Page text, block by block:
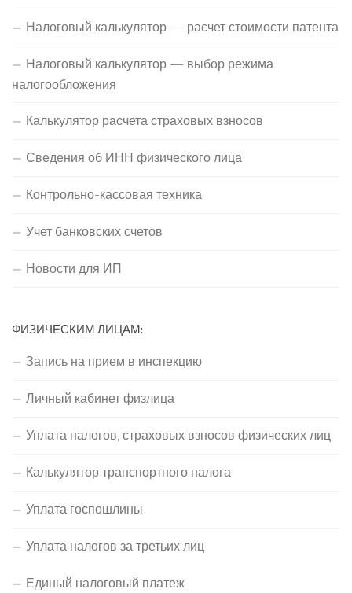
Налоговый калькулятор — расчет стоимости патента
Налоговый калькулятор — выбор режима
налогообложения
Калькулятор расчета страховых взносов
Сведения об ИНН физического лица
Контрольно-кассовая техника
Учет банковских счетов
Новости для ИП
ФИЗИЧЕСКИМ ЛИЦАМ:
Запись на прием в инспекцию
Личный кабинет физлица
Уплата налогов, страховых взносов физических лиц
Калькулятор транспортного налога
Уплата госпошлины
Уплата налогов за третьих лиц
Единый налоговый платеж